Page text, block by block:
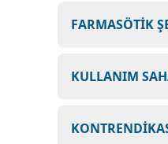
FARMASÖTİK
KULLANIM